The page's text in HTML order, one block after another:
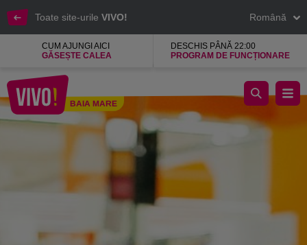
Toate site-urile VIVO! Română
CUM AJUNGI AICI
GĂSEȘTE CALEA
DESCHIS PÂNĂ 22:00
PROGRAM DE FUNCȚIONARE
BAIA MARE
Foto Iris, insula cu produse personalizate